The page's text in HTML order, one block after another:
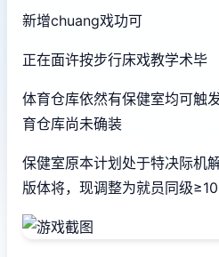
新增chuang戏功可
正在面许按步行床戏教学术毕
体育仓库依然有保健室均可触
育仓库尚未确装
保健室原本计划处于特决际机
版体将，现调整为就员同级